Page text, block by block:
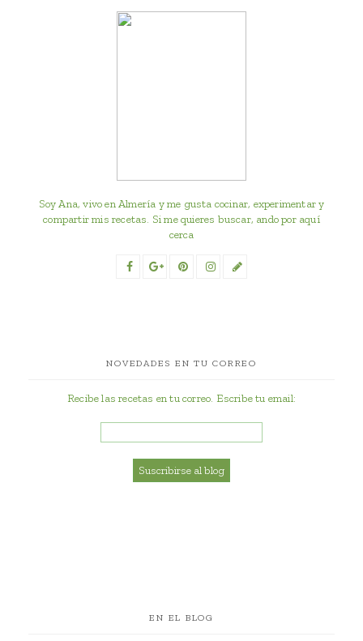
Soy Ana, vivo en Almería y me gusta cocinar, experimentar y
compartir mis recetas. Si me quieres buscar, ando por aquí
cerca
NOVEDADES EN TU CORREO
Recibe las recetas en tu correo. Escribe tu email:
EN EL BLOG